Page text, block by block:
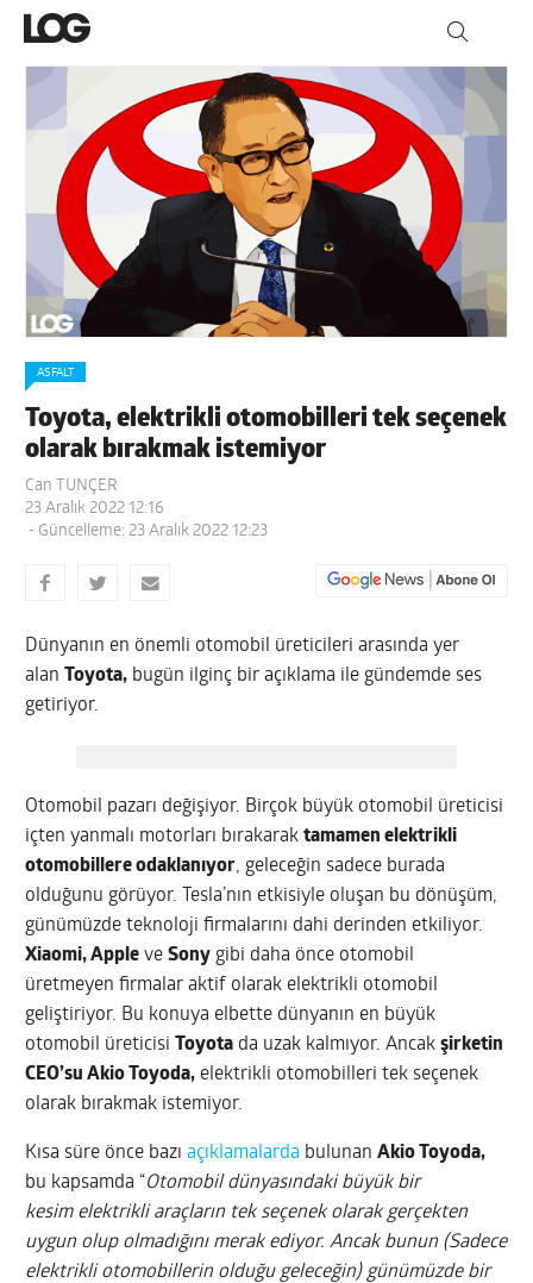
ASFALT
Toyota, elektrikli otomobilleri tek seçenek
olarak bırakmak istemiyor
Can TUNÇER
23 Aralık 2022 12:16
- Güncelleme: 23 Aralık 2022 12:23
Dünyanın en önemli otomobil üreticileri arasında yer
alan
Toyota, bugün ilginç bir açıklama ile gündemde ses
getiriyor.
Otomobil pazarı değişiyor. Birçok büyük otomobil üreticisi
içten yanmalı motorları bırakaraktamamen elektrikli
otomobillere odaklanıyor, geleceğin sadece burada
olduğunu görüyor. Tesla’nın etkisiyle oluşan bu dönüşüm,
günümüzde teknoloji firmalarını dahi derinden etkiliyor.
Xiaomi, Apple veSony gibi daha önce otomobil
üretmeyen firmalar aktif olarak elektrikli otomobil
geliştiriyor. Bu konuya elbette dünyanın en büyük
otomobil üreticisi
Toyota da uzak kalmıyor. Ancakşirketin
CEO’su Akio Toyoda, elektrikli otomobilleri tek seçenek
olarak bırakmak istemiyor.
Kısa süre önce bazıaçıklamalarda bulunanAkio Toyoda,
bu kapsamda “Otomobil dünyasındaki büyük bir
kesim elektrikli araçların tek seçenek olarak gerçekten
uygun olup olmadığını merak ediyor. Ancak bunun (Sadece
elektrikli otomobillerin olduğu geleceğin) günümüzde bir